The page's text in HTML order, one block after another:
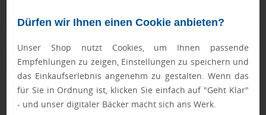
Dürfen wir Ihnen einen Cookie anbieten?
Unser Shop nutzt Cookies, um Ihnen passende
Empfehlungen zu zeigen, Einstellungen zu speichern und
das Einkaufserlebnis angenehm zu gestalten. Wenn das
für Sie in Ordnung ist, klicken Sie einfach auf "Geht Klar"
- und unser digitaler Bäcker macht sich ans Werk.
Zusatzinformation
Artikelnummer: 693-ACL008-105